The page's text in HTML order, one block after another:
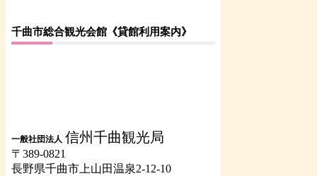
千曲市総合観光会館《貸館利用案内》
一般社団法人 信州千曲観光局
〒389-0821
長野県千曲市上山田温泉2-12-10